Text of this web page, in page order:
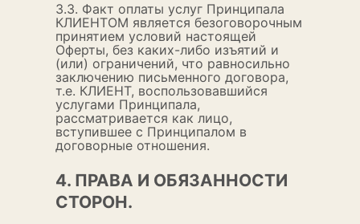
3.3. Факт оплаты услуг Принципала
КЛИЕНТОМ является безоговорочным
принятием условий настоящей
Оферты, без каких-либо изъятий и
(или) ограничений, что равносильно
заключению письменного договора,
т.е. КЛИЕНТ, воспользовавшийся
услугами Принципала,
рассматривается как лицо,
вступившее с Принципалом в
договорные отношения.
4. ПРАВА И ОБЯЗАННОСТИ
СТОРОН.